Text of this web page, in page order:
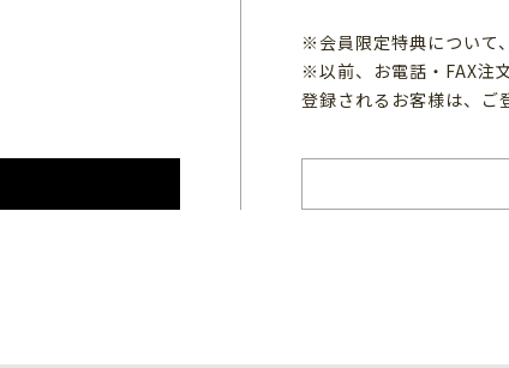
※会員限定特典について
※以前、お電話・FAX注
登録されるお客様は、ご